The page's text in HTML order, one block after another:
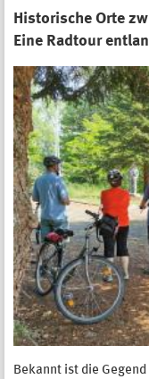
Historische Orte
Eine Radtour
Bekannt ist die